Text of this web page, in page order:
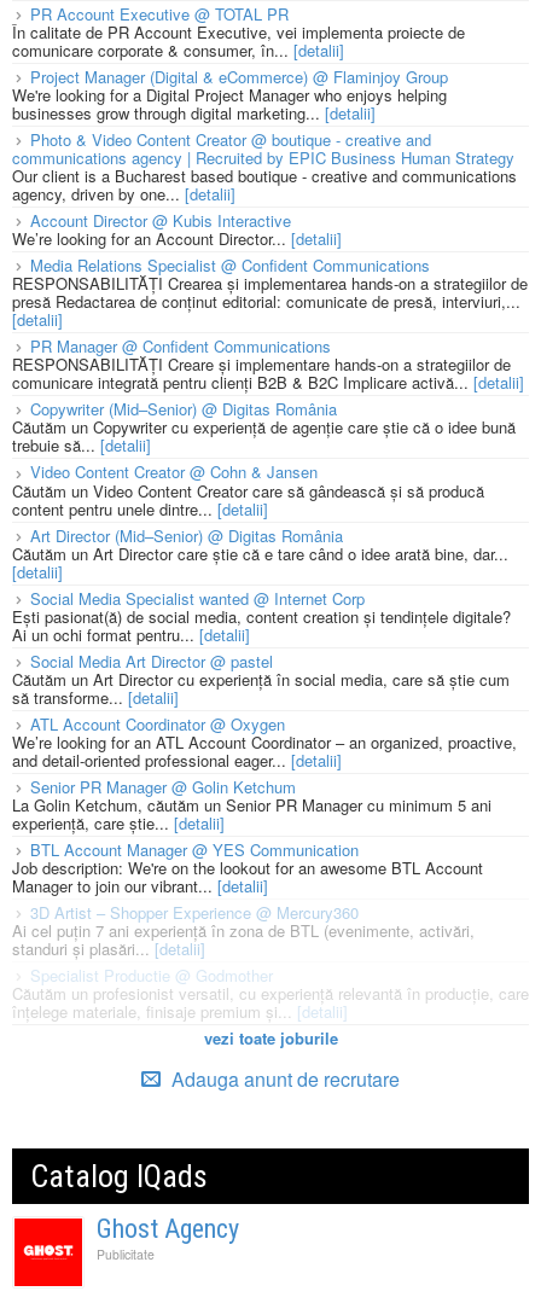
PR Account Executive @ TOTAL PR
În calitate de PR Account Executive, vei implementa proiecte de
comunicare corporate & consumer, în... [detalii]
Project Manager (Digital & eCommerce) @ Flaminjoy Group
We're looking for a Digital Project Manager who enjoys helping
businesses grow through digital marketing... [detalii]
Photo & Video Content Creator @ boutique - creative and
communications agency | Recruited by EPIC Business Human Strategy
Our client is a Bucharest based boutique - creative and communications
agency, driven by one... [detalii]
Account Director @ Kubis Interactive
We’re looking for an Account Director... [detalii]
Media Relations Specialist @ Confident Communications
RESPONSABILITĂȚI Crearea și implementarea hands-on a strategiilor de
presă Redactarea de conținut editorial: comunicate de presă, interviuri,...
[detalii]
PR Manager @ Confident Communications
RESPONSABILITĂȚI Creare și implementare hands-on a strategiilor de
comunicare integrată pentru clienți B2B & B2C Implicare activă... [detalii]
Copywriter (Mid–Senior) @ Digitas România
Căutăm un Copywriter cu experiență de agenție care știe că o idee bună
trebuie să... [detalii]
Video Content Creator @ Cohn & Jansen
Căutăm un Video Content Creator care să gândească și să producă
content pentru unele dintre... [detalii]
Art Director (Mid–Senior) @ Digitas România
Căutăm un Art Director care știe că e tare când o idee arată bine, dar...
[detalii]
Social Media Specialist wanted @ Internet Corp
Ești pasionat(ă) de social media, content creation și tendințele digitale?
Ai un ochi format pentru... [detalii]
Social Media Art Director @ pastel
Căutăm un Art Director cu experiență în social media, care să știe cum
să transforme... [detalii]
ATL Account Coordinator @ Oxygen
We’re looking for an ATL Account Coordinator – an organized, proactive,
and detail-oriented professional eager... [detalii]
Senior PR Manager @ Golin Ketchum
La Golin Ketchum, căutăm un Senior PR Manager cu minimum 5 ani
experiență, care știe... [detalii]
BTL Account Manager @ YES Communication
Job description: We're on the lookout for an awesome BTL Account
Manager to join our vibrant... [detalii]
3D Artist – Shopper Experience @ Mercury360
Ai cel puțin 7 ani experiență în zona de BTL (evenimente, activări,
standuri și plasări... [detalii]
Specialist Productie @ Godmother
Căutăm un profesionist versatil, cu experiență relevantă în producție, care
înțelege materiale, finisaje premium și... [detalii]
vezi toate joburile
Adauga anunt de recrutare
Catalog IQads
Ghost Agency
Publicitate